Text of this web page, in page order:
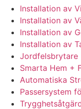
Installation av
Installation av
Installation av
Installation av
Jordfelsbrytare
Smarta Hem +
Automatiska
Passersystem